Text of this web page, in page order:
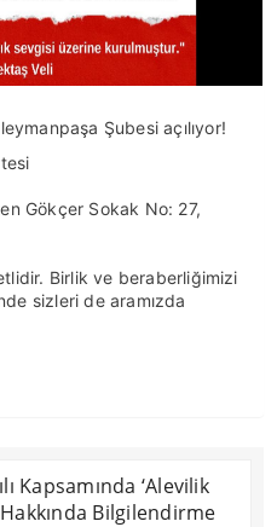
Şubesi açılıyor!
Gökçer Sokak No: 27,
Birlik ve beraberliğimizi
sizleri de aramızda
Kapsamında ‘Alevilik
Bilgilendirme